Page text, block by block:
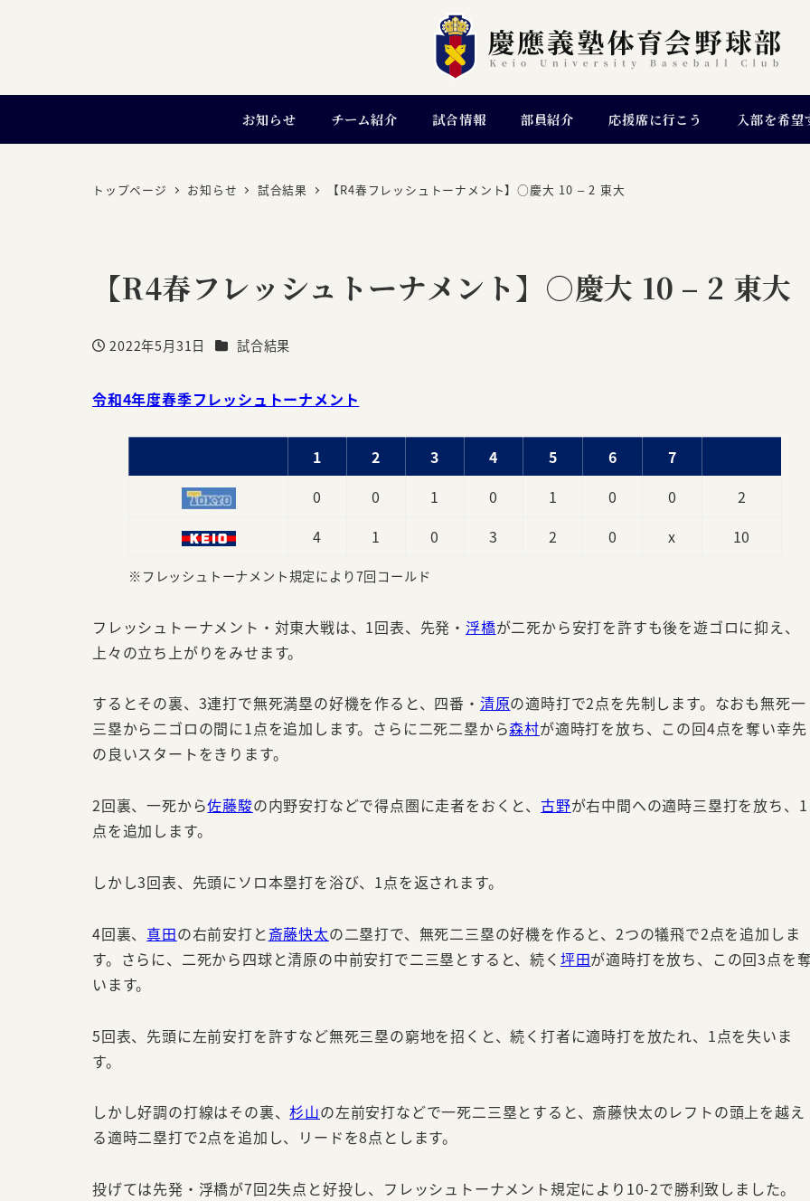
お知らせ チーム紹介 試合情報 部員紹介 応援席に行こう 入部を希望
トップページ お知らせ 試合結果 【R4春フレッシュトーナメント】○慶大 10 – 2 東大
【R4春フレッシュトーナメント】○慶大 10 – 2 東大
投稿日
2022年5月31日 カテゴリー
試合結果
令和4年度春季フレッシュトーナメント
1 2 3 4 5 6
7
0
0 1 0 1 0 0
2
4
1 0 3 2 0 x 10
※フレッシュトーナメント規定により7回コールド
フレッシュトーナメント・対東大戦は、1回表、先発・ 浮橋が二死から安打を許すも後を遊ゴロに抑え、
上々の立ち上がりをみせます。
するとその裏、3連打で無死満塁の好機を作ると、四番・ 清原の適時打で2点を先制します。なおも無死一
三塁から二ゴロの間に1点を追加します。さらに二死二塁から森村が適時打を放ち、この回4点を奪い幸先
の良いスタートをきります。
2回裏、一死から佐藤駿の内野安打などで得点圏に走者をおくと、 古野が右中間への適時三塁打を放ち、1
点を追加します。
しかし3回表、先頭にソロ本塁打を浴び、1点を返されます。
4回裏、 真田の右前安打と斎藤快太の二塁打で、無死二三塁の好機を作ると、2つの犠飛で2点を追加しま
す。さらに、二死から四球と清原の中前安打で二三塁とすると、続く 坪田が適時打を放ち、この回3点を
います。
5回表、先頭に左前安打を許すなど無死三塁の窮地を招くと、続く打者に適時打を放たれ、1点を失いま
す。
しかし好調の打線はその裏、杉山の左前安打などで一死二三塁とすると、斎藤快太のレフトの頭上を越え
る適時二塁打で2点を追加し、リードを8点とします。
投げては先発・浮橋が7回2失点と好投し、フレッシュトーナメント規定により10-2で勝利致しました。